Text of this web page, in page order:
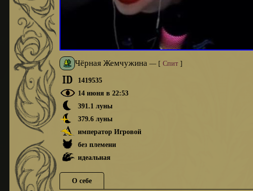
Чёрная Жемчужина — [ Спит]
1419535
14 июня в 22:53
391.1 луны
379.6 луны
император Игровой
без племени
идеальная
О себе